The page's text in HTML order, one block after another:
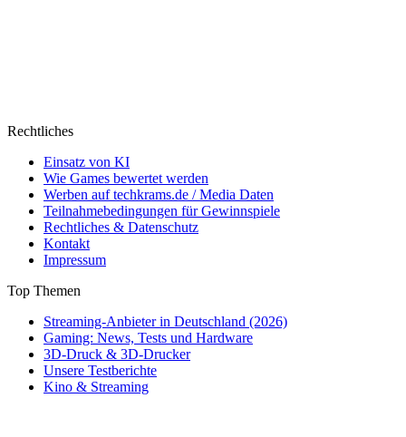
Rechtliches
Einsatz von KI
Wie Games bewertet werden
Werben auf techkrams.de / Media Daten
Teilnahmebedingungen für Gewinnspiele
Rechtliches & Datenschutz
Kontakt
Impressum
Top Themen
Streaming-Anbieter in Deutschland (2026)
Gaming: News, Tests und Hardware
3D-Druck & 3D-Drucker
Unsere Testberichte
Kino & Streaming